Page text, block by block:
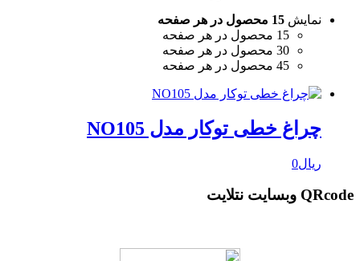
نمایش 15 محصول در هر صفحه
15 محصول در هر صفحه
30 محصول در هر صفحه
45 محصول در هر صفحه
چراغ خطی توکار مدل NO105
ریال0
QRcode وبسایت نتلایت